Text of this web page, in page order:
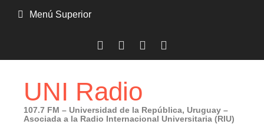
Menú Superior
UNI Radio
107.7 FM – Universidad de la República, Uruguay –
Asociada a la Radio Internacional Universitaria (RIU)